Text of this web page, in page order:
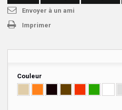
Envoyer à un ami
Imprimer
Couleur